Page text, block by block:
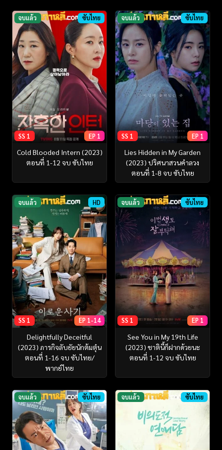
จบแล้ว ซับไทย
SS 1 EP 1
Cold Blooded Intern (2023)
ตอนที่ 1-12 จบ ซับไทย
จบแล้ว ซับไทย
SS 1 EP 1
Lies Hidden in My Garden
(2023) ปริศนาสวนคำลวง
ตอนที่ 1-8 จบ ซับไทย
จบแล้ว HD
SS 1 EP 1-14
Delightfully Deceitful
(2023) ภารกิจลับยัยนักต้มตุ๋น
ตอนที่ 1-16 จบ ซับไทย/
พากย์ไทย
จบแล้ว ซับไทย
SS 1 EP 1
See You in My 19th Life
(2023) ชาตินี้ก็ฝากด้วยนะ
ตอนที่ 1-12 จบ ซับไทย
จบแล้ว ซับไทย จบแล้ว ซับไทย